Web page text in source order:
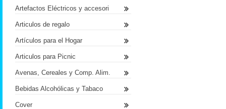
Artefactos Eléctricos y accesori
Articulos de regalo
Artículos para el Hogar
Articulos para Picnic
Avenas, Cereales y Comp. Alim.
Bebidas Alcohólicas y Tabaco
Cover